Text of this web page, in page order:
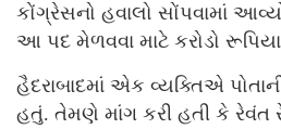
કોંગ્રેસનો હવાલો સોંપવામાં
આ પદ મેળવવા માટે કરોડો
હૈદરાબાદમાં એક વ્યક્તિએ
હતું. તેમણે માંગ કરી હતી કે રેવંત